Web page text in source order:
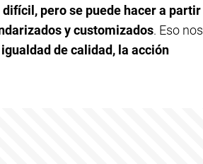
pero se puede hacer a partir
y customizados. Eso nos
de calidad, la acción